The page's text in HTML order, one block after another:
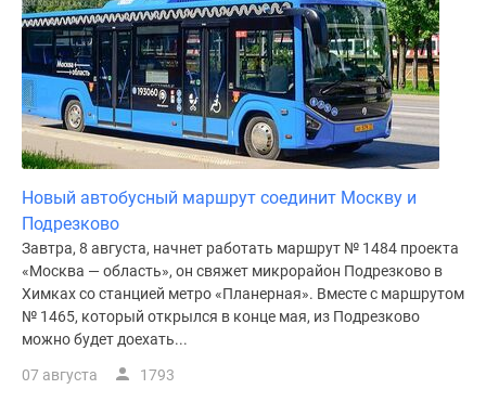
Коттеджные
поселки
ипотеку
Бизнес-
центры
Коттеджи
Скидки
акции
Макс
Новый автобусный маршрут соединит Москву и
Подрезково
Завтра, 8 августа, начнет работать маршрут № 1484 проекта
«Москва — область», он свяжет микрорайон Подрезково в
Химках со станцией метро «Планерная». Вместе с маршрутом
№ 1465, который открылся в конце мая, из Подрезково
можно будет доехать...
07 августа 1793